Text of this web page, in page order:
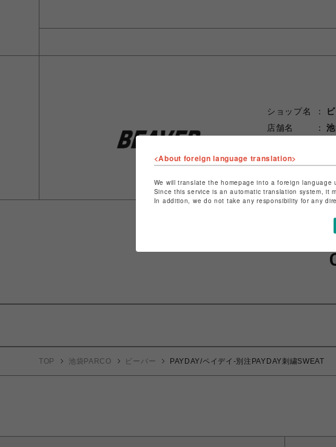
ショップ名
店舗名
ショップお問い
TOP 池袋PARCO ビーバー PAYDAY/ペイデイ-別注PAYDAY刺繍SWEAT
<About foreign language translation>
We will translate the homepage into a foreign
Since this service is an automatic translation system, it
In addition, we do not take any responsibility for any